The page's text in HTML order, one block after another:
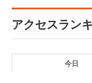
アクセスラン
今日